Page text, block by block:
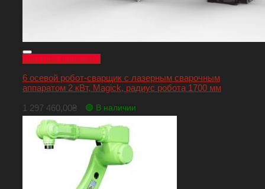
Быстрый просмотр
6 осевой робот-сварщик с лазерным сварочным
аппаратом 2 кВт, Magick, радиус робота 1700 мм
1 297 460,00₴ 🟢 В наличии